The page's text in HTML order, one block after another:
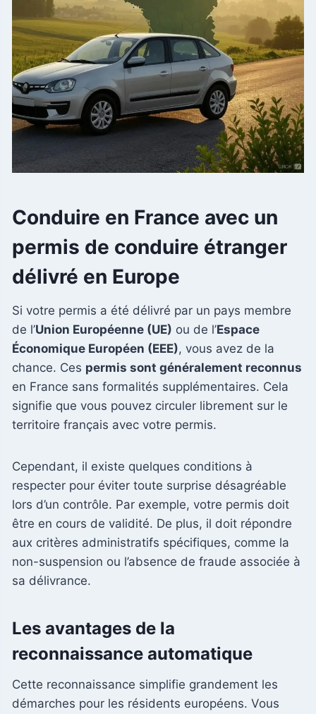
Conduire en France avec un
permis de conduire étranger
délivré en Europe
Si votre permis a été délivré par un pays membre
de l’Union Européenne (UE) ou de l’Espace
Économique Européen (EEE), vous avez de la
chance. Ces permis sont généralement reconnus
en France sans formalités supplémentaires. Cela
signifie que vous pouvez circuler librement sur le
territoire français avec votre permis.
Cependant, il existe quelques conditions à
respecter pour éviter toute surprise désagréable
lors d’un contrôle. Par exemple, votre permis doit
être en cours de validité. De plus, il doit répondre
aux critères administratifs spécifiques, comme la
non-suspension ou l’absence de fraude associée à
sa délivrance.
Les avantages de la
reconnaissance automatique
Cette reconnaissance simplifie grandement les
démarches pour les résidents européens. Vous